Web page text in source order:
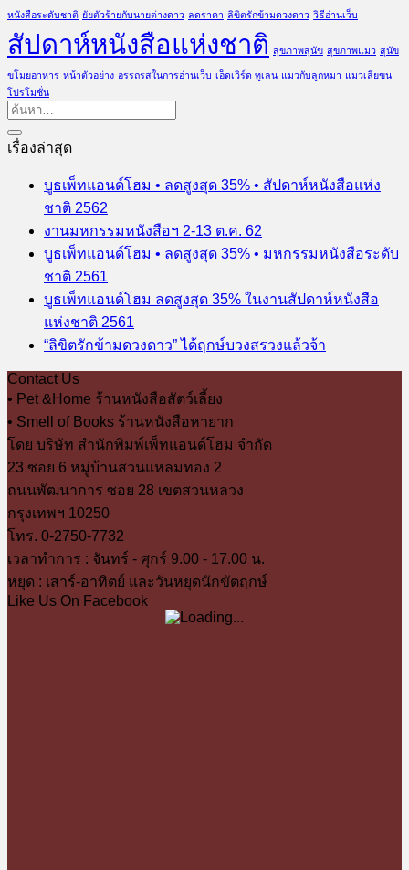
หนังสือระดับชาติ ยัยตัวร้ายกับนายต่างดาว ลดราคา ลิขิตรักข้ามดวงดาว วิธีอ่านเว็บ
สัปดาห์หนังสือแห่งชาติ สุขภาพสุนัข สุขภาพแมว สุนัข
ขโมยอาหาร หน้าตัวอย่าง อรรถรสในการอ่านเว็บ เอ็ดเวิร์ด ทูเลน แมวกับลูกหมา แมวเลียขน
โปรโมชั่น
เรื่องล่าสุด
บูธเพ็ทแอนด์โฮม • ลดสูงสุด 35% • สัปดาห์หนังสือแห่ง
ชาติ 2562
งานมหกรรมหนังสือฯ 2-13 ต.ค. 62
บูธเพ็ทแอนด์โฮม • ลดสูงสุด 35% • มหกรรมหนังสือระดับ
ชาติ 2561
บูธเพ็ทแอนด์โฮม ลดสูงสุด 35% ในงานสัปดาห์หนังสือ
แห่งชาติ 2561
“ลิขิตรักข้ามดวงดาว” ได้ฤกษ์บวงสรวงแล้วจ้า
Contact Us
• Pet &Home ร้านหนังสือสัตว์เลี้ยง
• Smell of Books ร้านหนังสือหายาก
โดย บริษัท สำนักพิมพ์เพ็ทแอนด์โฮม จำกัด
23 ซอย 6 หมู่บ้านสวนแหลมทอง 2
ถนนพัฒนาการ ซอย 28 เขตสวนหลวง
กรุงเทพฯ 10250
โทร. 0-2750-7732
เวลาทำการ : จันทร์ - ศุกร์ 9.00 - 17.00 น.
หยุด : เสาร์-อาทิตย์ และวันหยุดนักขัตฤกษ์
Like Us On Facebook